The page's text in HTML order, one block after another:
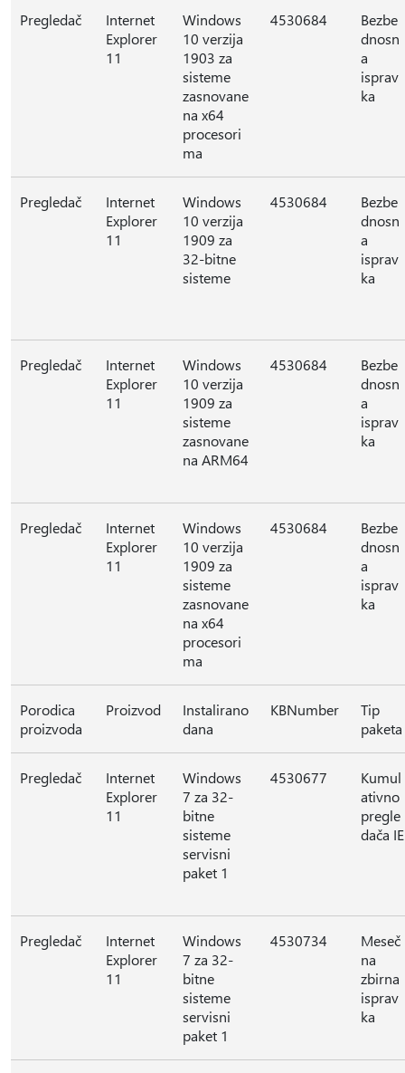
Pregledač
Internet
Explorer
11
Windows
10 verzija
1903 za
sisteme
zasnovane
na x64
procesori
ma
4530684
Bezbe
dnosn
a
isprav
ka
Pregledač
Internet
Explorer
11
Windows
10 verzija
1909 za
32-bitne
sisteme
4530684
Bezbe
dnosn
a
isprav
ka
Pregledač
Internet
Explorer
11
Windows
10 verzija
1909 za
sisteme
zasnovane
na ARM64
4530684
Bezbe
dnosn
a
isprav
ka
Pregledač
Internet
Explorer
11
Windows
10 verzija
1909 za
sisteme
zasnovane
na x64
procesori
ma
4530684
Bezbe
dnosn
a
isprav
ka
Porodica
proizvoda
Proizvod
Instalirano
dana
KBNumber
Tip
paketa
Pregledač
Internet
Explorer
11
Windows
7 za 32-
bitne
sisteme
servisni
paket 1
4530677
Kumul
ativno
pregle
dača IE
Pregledač
Internet
Explorer
11
Windows
7 za 32-
bitne
sisteme
servisni
paket 1
4530734
Meseč
na
zbirna
isprav
ka